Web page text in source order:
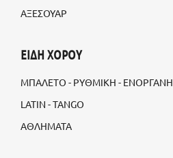
ΑΞΕΣΟΥΑΡ
ΕΙΔΗ ΧΟΡΟΥ
ΜΠΑΛΕΤΟ - ΡΥΘΜΙΚΗ - ΕΝΟΡΓΑΝΗ
LATIN - TANGO
ΑΘΛΗΜΑΤΑ